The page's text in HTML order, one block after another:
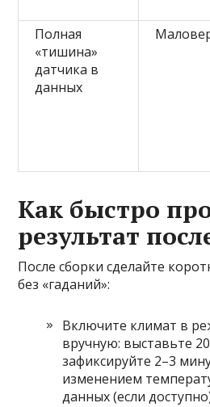
Полная
«тишина»
датчика в
данных
Как быстро
результат
После сборки сделайте
без «гаданий»:
Включите климат в
вручную: выставьте
зафиксируйте 2–3
изменением
данных (если